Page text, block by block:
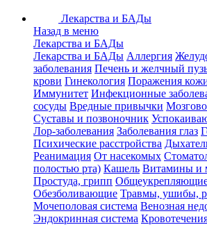
Лекарства и БАДы
Назад в меню
Лекарства и БАДы
Лекарства и БАДы Аллергия
заболевания Печень и желчный
крови Гинекология Поражения
Иммунитет Инфекционные
сосуды Вредные привычки
Суставы и позвоночник
Лор-заболевания Заболевания глаз
Психические расстройства
Реанимация От насекомых
полостью рта) Кашель Витамины и
Простуда, грипп
Обезболивающие Травмы, ушибы,
Мочеполовая система Венозная
Эндокринная система